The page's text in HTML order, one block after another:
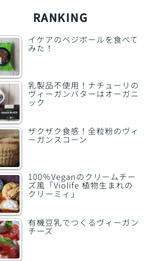
RANKING
イケアのベジボールを食べて
みた！
乳製品不使用！ナチューリの
ヴィーガンバターはオーガニ
ック
ザクザク食感！全粒粉のヴィ
ーガンスコーン
100％Veganのクリームチー
ズ風「Violife 植物生まれの
クリーミィ」
有機豆乳でつくるヴィーガン
チーズ